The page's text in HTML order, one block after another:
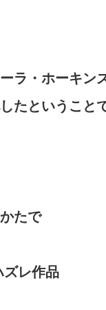
ラ・ホーキン
たということ
たで
ズレ作品